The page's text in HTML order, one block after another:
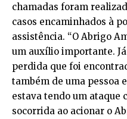
chamadas foram
casos encaminhados à
assistência. “O Abrigo
um auxílio importante.
perdida que foi
também de uma pessoa
estava tendo um ataque
socorrida ao acionar o